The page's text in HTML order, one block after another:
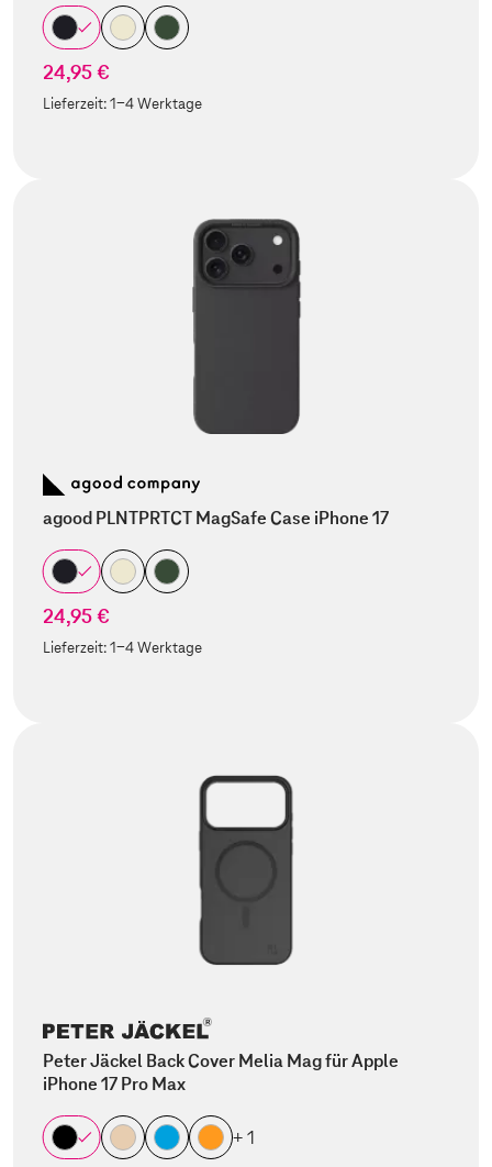
24,95 €
Lieferzeit:1-4 Werktage
agood PLNTPRTCT MagSafe Case iPhone 17
24,95 €
Lieferzeit:1-4 Werktage
Peter Jäckel Back Cover Melia Mag für Apple
iPhone 17 Pro Max
+ 1